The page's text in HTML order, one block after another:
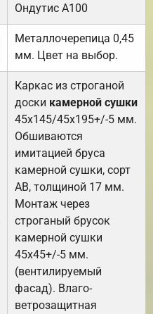
Ондутис А100
Металлочерепица 0,45
мм. Цвет на выбор.
Каркас из строганой
доски камерной сушки
45х145/45х195+/-5 мм.
Обшиваются
имитацией бруса
камерной сушки, сорт
АВ, толщиной 17 мм.
Монтаж через
строганый брусок
камерной сушки
45х45+/-5 мм.
(вентилируемый
фасад). Влаго-
ветрозащитная